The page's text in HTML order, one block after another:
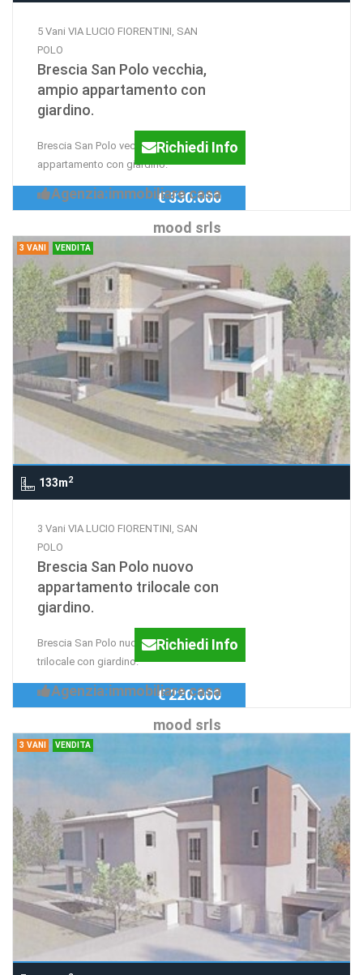
5 Vani VIA LUCIO FIORENTINI, SAN
POLO
Brescia San Polo vecchia,
ampio appartamento con
giardino.
Brescia San Polo vecchia, ampio
appartamento con giardino.
Richiedi Info
Agenzia:immobiliare casa
mood srls
€ 330.000
3 VANI VENDITA
133m2
3 Vani VIA LUCIO FIORENTINI, SAN
POLO
Brescia San Polo nuovo
appartamento trilocale con
giardino.
Brescia San Polo nuovo appartamento
trilocale con giardino.
Richiedi Info
Agenzia:immobiliare casa
mood srls
€ 220.000
3 VANI VENDITA